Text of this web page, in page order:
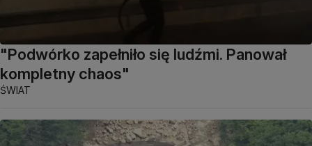
"Podwórko zapełniło się ludźmi. Panował
kompletny chaos"
ŚWIAT